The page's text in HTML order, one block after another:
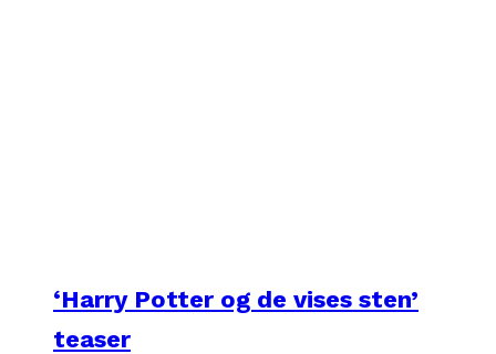
‘Harry Potter og de vises sten’
teaser